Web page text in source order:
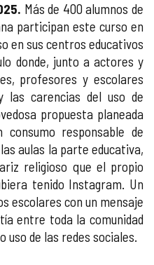
Más de 400 alumnos de
participan este curso en
en sus centros educativos
donde, junto a actores y
profesores y escolares
las carencias del uso de
propuesta planeada
responsable de
aulas la parte educativa,
religioso que el propio
tenido Instagram. Un
escolares con un mensaje
entre toda la comunidad
de las redes sociales.